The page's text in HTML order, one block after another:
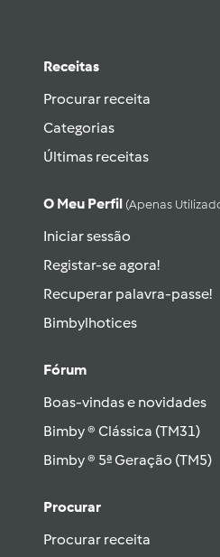
Receitas
Procurar receita
Categorias
Últimas receitas
O Meu Perfil (apenas
Iniciar sessão
Registar-se agora!
Recuperar palavra-passe!
Bimbylhotices
Fórum
Boas-vindas e novidades
Bimby ® Clássica (TM31)
Bimby ® 5ª Geração (TM5)
Procurar
Procurar receita